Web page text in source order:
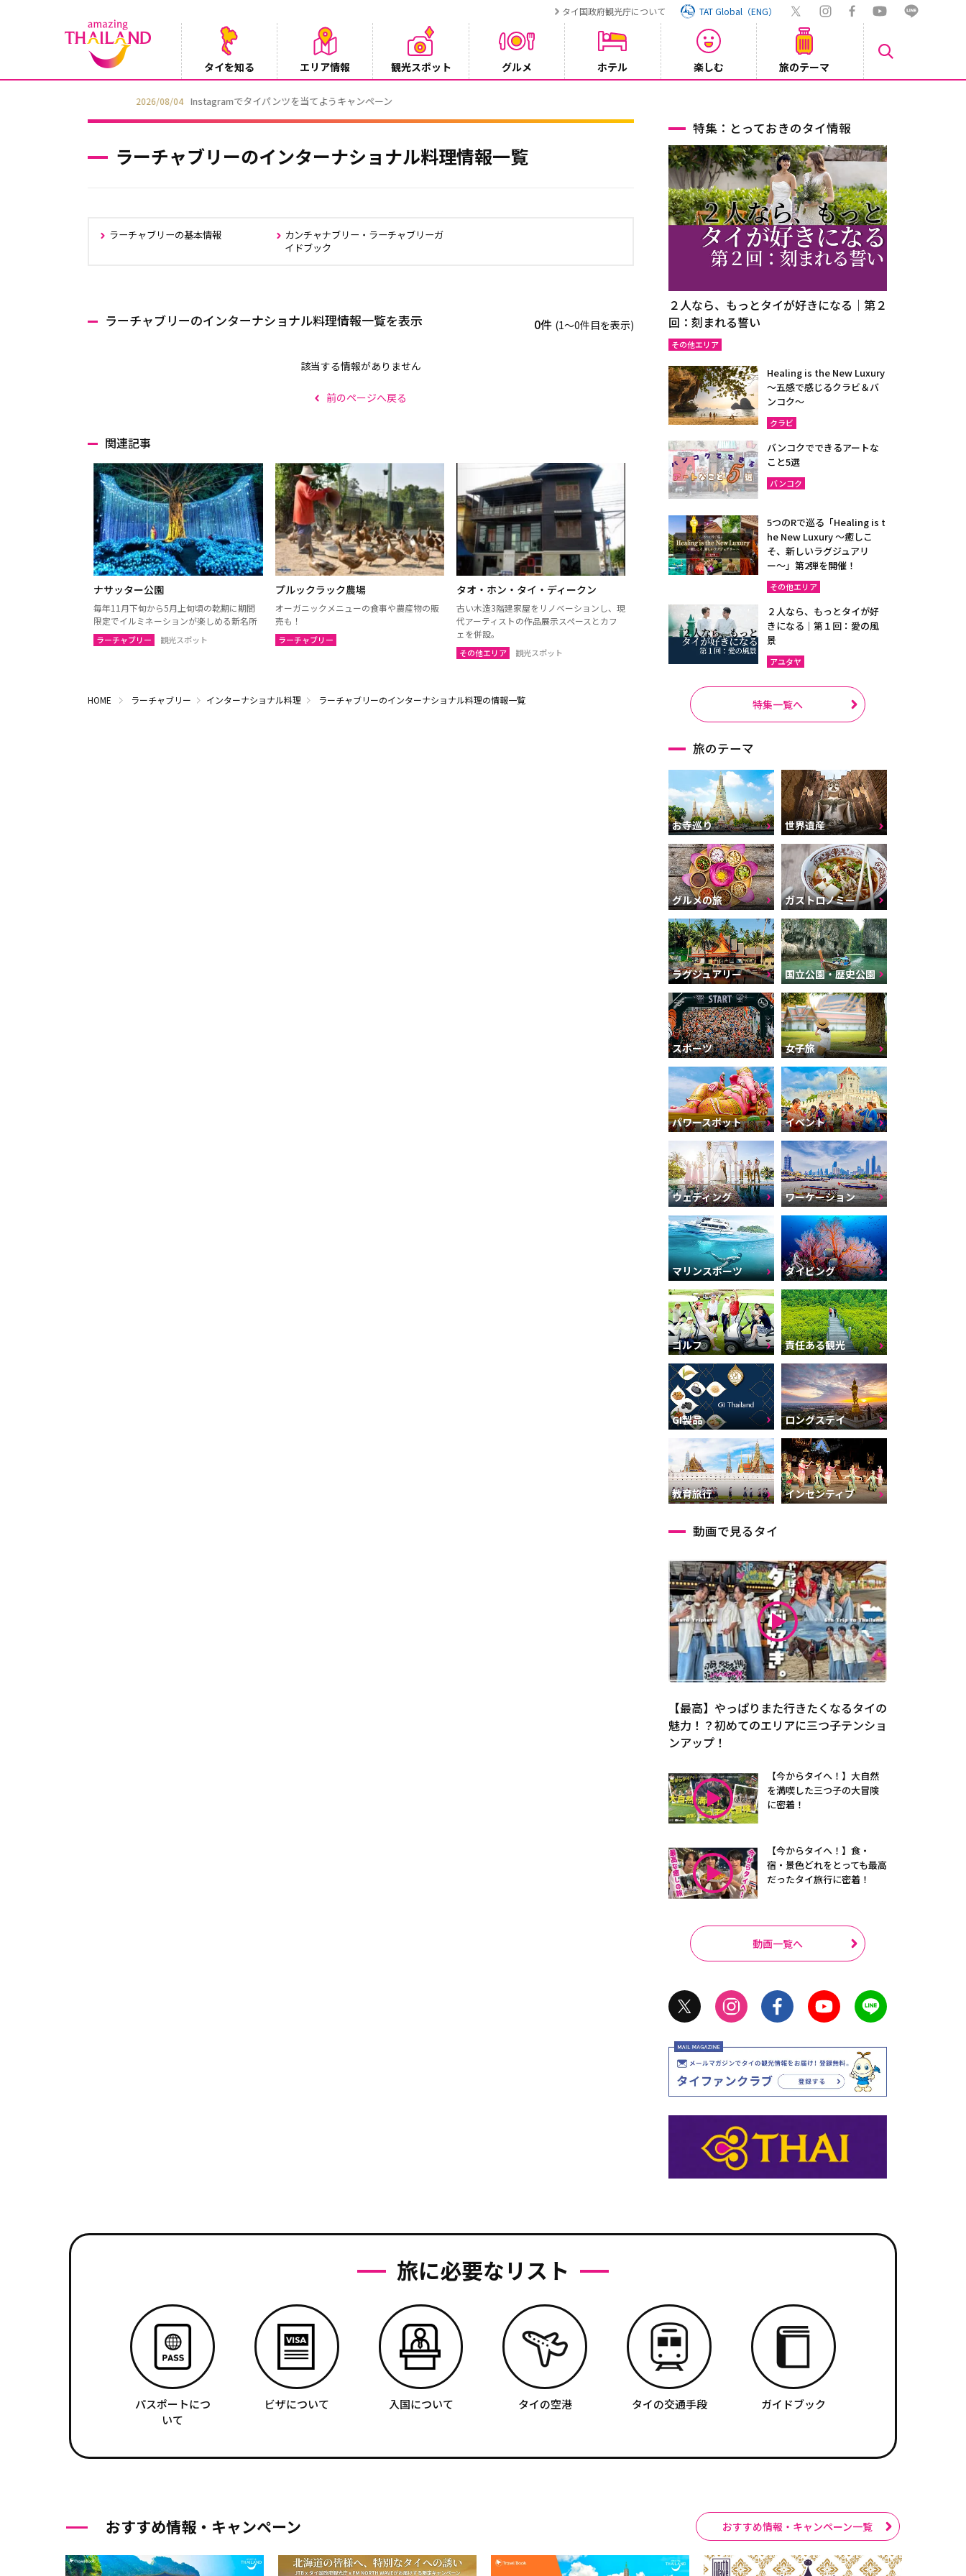
タイ国政府観光庁について TAT Global（ENG）
タイを知る エリア情報 観光スポット グルメ ホテル 楽しむ 旅のテーマ
Instagramでタイパンツを当てようキャンペーン
ラーチャブリーのインターナショナル料理情報一覧
ラーチャブリーの基本情報
カンチャナブリー・ラーチャブリーガ
イドブック
ラーチャブリーのインターナショナル料理情報一覧を表示 0件 (1〜0件目を表示)
該当する情報がありません
前のページへ戻る
関連記事
ナサッター公園
毎年11月下旬から5月上旬頃の乾期に期間
限定でイルミネーションが楽しめる新名所
ラーチャブリー 観光スポット
プルックラック農場
オーガニックメニューの食事や農産物の販
売も！
ラーチャブリー
タオ・ホン・タイ・ディークン
古い木造3階建家屋をリノベーションし、現
代アーティストの作品展示スペースとカフ
ェを併設。
その他エリア 観光スポット
HOME ラーチャブリー インターナショナル料理 ラーチャブリーのインターナショナル料理の情報一覧
特集：とっておきのタイ情報
２人なら、もっとタイが好きになる｜第２
回：刻まれる誓い
その他エリア
Healing is the New Luxury
～五感で感じるクラビ＆バ
ンコク～
クラビ
バンコクでできるアートな
こと5選
バンコク
5つのRで巡る「Healing is t
he New Luxury ～癒しこ
そ、新しいラグジュアリ
ー〜」第2弾を開催！
その他エリア
２人なら、もっとタイが好
きになる｜第１回：愛の風
景
アユタヤ
特集一覧へ
旅のテーマ
お寺巡り 世界遺産
グルメの旅 ガストロノミー
ラグジュアリー 国立公園・歴史公園
スポーツ 女子旅
パワースポット イベント
ウェディング ワーケーション
マリンスポーツ ダイビング
ゴルフ 責任ある観光
GI製品 ロングステイ
教育旅行 インセンティブ
動画で見るタイ
【最高】やっぱりまた行きたくなるタイの
魅力！？初めてのエリアに三つ子テンショ
ンアップ！
【今からタイへ！】大自然
を満喫した三つ子の大冒険
に密着！
【今からタイへ！】食・
宿・景色どれをとっても最高
だったタイ旅行に密着！
動画一覧へ
旅に必要なリスト
パスポートにつ
いて
ビザについて 入国について タイの空港 タイの交通手段 ガイドブック
おすすめ情報・キャンペーン おすすめ情報・キャンペーン一覧